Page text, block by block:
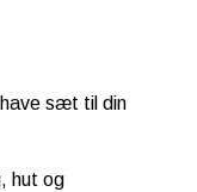
sæt til din
hut og